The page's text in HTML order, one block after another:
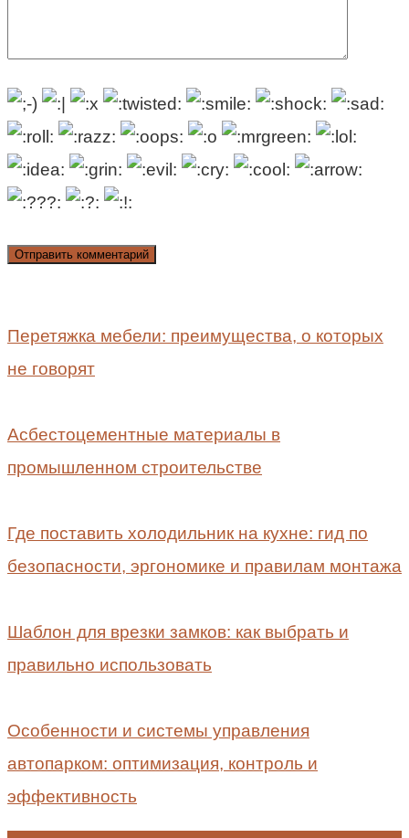
Перетяжка мебели: преимущества, о которых
не говорят
Асбестоцементные материалы в
промышленном строительстве
Где поставить холодильник на кухне: гид по
безопасности, эргономике и правилам монтажа
Шаблон для врезки замков: как выбрать и
правильно использовать
Особенности и системы управления
автопарком: оптимизация, контроль и
эффективность